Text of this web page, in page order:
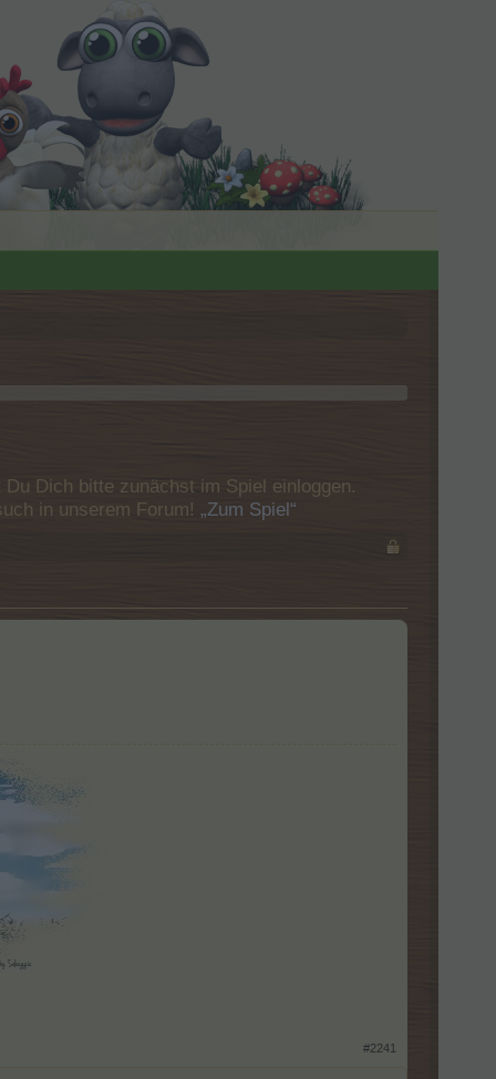
Dich bitte zunächst im Spiel einloggen.
in unserem Forum! „Zum Spiel“
#2241